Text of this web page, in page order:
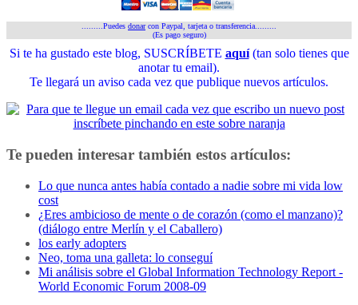
.........Puedes donarcon Paypal, tarjeta o transferencia.........
(Es pago seguro)
Si te ha gustado este blog, SUSCRÍBETE aquí(tan solo tienes que
anotar tu email).
Te llegará un aviso cada vez que publique nuevos artículos.
Te pueden interesar también estos artículos:
Lo que nunca antes había contado a nadie sobre mi vida low
cost
¿Eres ambicioso de mente o de corazón (como el manzano)?
(diálogo entre Merlín y el Caballero)
los early adopters
Neo, toma una galleta: lo conseguí
Mi análisis sobre el Global Information Technology Report -
World Economic Forum 2008-09